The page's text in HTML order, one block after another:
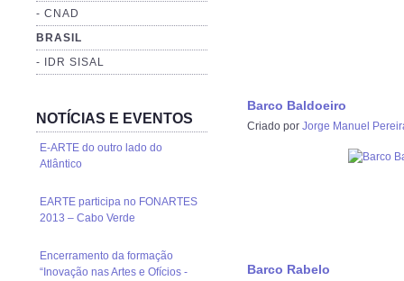
- CNAD
BRASIL
- IDR SISAL
NOTÍCIAS E EVENTOS
E-ARTE do outro lado do
Atlântico
EARTE participa no FONARTES
2013 – Cabo Verde
Encerramento da formação
“Inovação nas Artes e Ofícios -
Barco Baldoeiro
Criado por Jorge Manuel
Barco Rabelo